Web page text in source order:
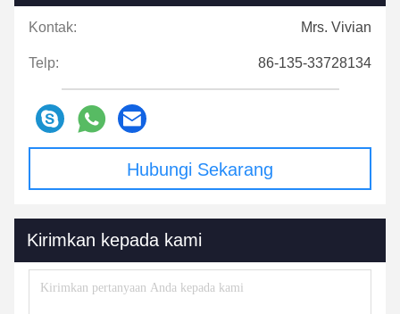
Kontak: Mrs. Vivian
Telp: 86-135-33728134
Hubungi Sekarang
Kirimkan kepada kami